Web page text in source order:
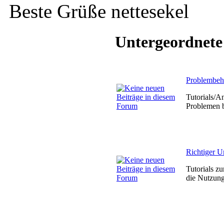
Beste Grüße nettesekel
Tutorials/
Problemen
Richtiger
Tutorials
die